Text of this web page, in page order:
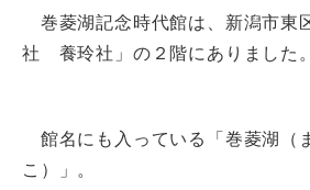
巻菱湖記念時代館は、新潟市東
社 養玲社」の２階にありました。
館名にも入っている「巻菱湖（
こ）」。